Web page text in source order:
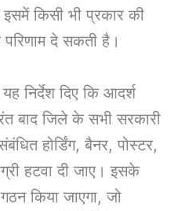
किसी भी प्रकार की
परिणाम दे सकती है।
निर्देश दिए कि आदर्श
बाद जिले के सभी सरकारी
होर्डिंग, बैनर, पोस्टर,
हटवा दी जाए। इसके
किया जाएगा, जो